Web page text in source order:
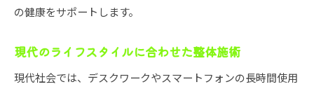
の健康をサポートします。
現代のライフスタイルに合わせた整体施術
現代社会では、デスクワークやスマートフォンの長時間使用